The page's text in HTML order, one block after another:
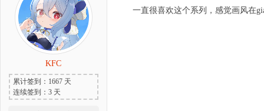
KFC
累计签到：1667 天
连续签到：3 天
一直很喜欢这个系列，感觉画风在